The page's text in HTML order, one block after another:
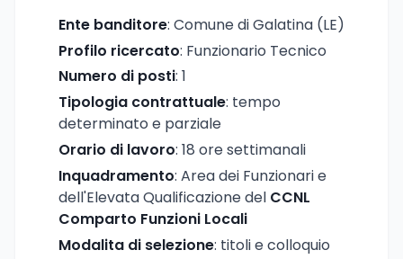
Ente banditore: Comune di Galatina (LE)
Profilo ricercato: Funzionario Tecnico
Numero di posti: 1
Tipologia contrattuale: tempo
determinato e parziale
Orario di lavoro: 18 ore settimanali
Inquadramento: Area dei Funzionari e
dell'Elevata Qualificazione del CCNL
Comparto Funzioni Locali
Modalita di selezione: titoli e colloquio